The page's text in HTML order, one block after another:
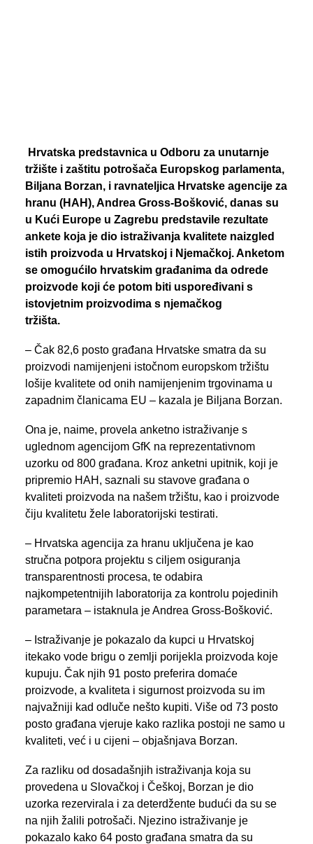
Hrvatska predstavnica u Odboru za unutarnje
tržište i zaštitu potrošača Europskog parlamenta,
Biljana Borzan, i ravnateljica Hrvatske agencije za
hranu (HAH), Andrea Gross-Bošković, danas su
u Kući Europe u Zagrebu predstavile rezultate
ankete koja je dio istraživanja kvalitete naizgled
istih proizvoda u Hrvatskoj i Njemačkoj. Anketom
se omogućilo hrvatskim građanima da odrede
proizvode koji će potom biti uspoređivani s
istovjetnim proizvodima s njemačkog
tržišta.
– Čak 82,6 posto građana Hrvatske smatra da su
proizvodi namijenjeni istočnom europskom tržištu
lošije kvalitete od onih namijenjenim trgovinama u
zapadnim članicama EU – kazala je Biljana Borzan.
Ona je, naime, provela anketno istraživanje s
uglednom agencijom GfK na reprezentativnom
uzorku od 800 građana. Kroz anketni upitnik, koji je
pripremio HAH, saznali su stavove građana o
kvaliteti proizvoda na našem tržištu, kao i proizvode
čiju kvalitetu žele laboratorijski testirati.
– Hrvatska agencija za hranu uključena je kao
stručna potpora projektu s ciljem osiguranja
transparentnosti procesa, te odabira
najkompetentnijih laboratorija za kontrolu pojedinih
parametara – istaknula je Andrea Gross-Bošković.
– Istraživanje je pokazalo da kupci u Hrvatskoj
itekako vode brigu o zemlji porijekla proizvoda koje
kupuju. Čak njih 91 posto preferira domaće
proizvode, a kvaliteta i sigurnost proizvoda su im
najvažniji kad odluče nešto kupiti. Više od 73 posto
posto građana vjeruje kako razlika postoji ne samo u
kvaliteti, već i u cijeni – objašnjava Borzan.
Za razliku od dosadašnjih istraživanja koja su
provedena u Slovačkoj i Češkoj, Borzan je dio
uzorka rezervirala i za deterdžente budući da su se
na njih žalili potrošači. Njezino istraživanje je
pokazalo kako 64 posto građana smatra da su